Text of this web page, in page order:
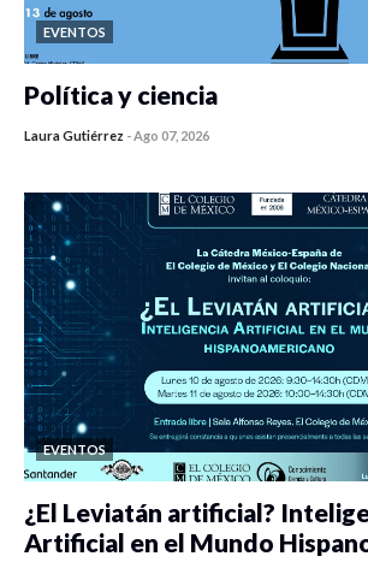
EVENTOS
Política y ciencia
Laura Gutiérrez -Ago 07, 2026
EVENTOS
¿El Leviatán artificial?
Artificial en el Mundo